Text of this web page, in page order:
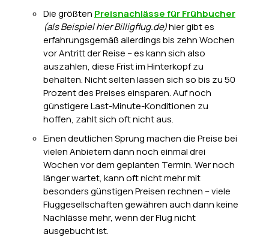
Die größten Preisnachlässe für Frühbucher
(als Beispiel hier Billigflug.de)hier gibt es
erfahrungsgemäß allerdings bis zehn Wochen
vor Antritt der Reise – es kann sich also
auszahlen, diese Frist im Hinterkopf zu
behalten. Nicht selten lassen sich so bis zu 50
Prozent des Preises einsparen. Auf noch
günstigere Last-Minute-Konditionen zu
hoffen, zahlt sich oft nicht aus.
Einen deutlichen Sprung machen die Preise bei
vielen Anbietern dann noch einmal drei
Wochen vor dem geplanten Termin. Wer noch
länger wartet, kann oft nicht mehr mit
besonders günstigen Preisen rechnen – viele
Fluggesellschaften gewähren auch dann keine
Nachlässe mehr, wenn der Flug nicht
ausgebucht ist.